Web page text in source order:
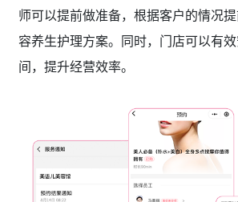
师可以提前做准备，根据客户的情况
容养生护理方案。同时，门店可以有
间，提升经营效率。